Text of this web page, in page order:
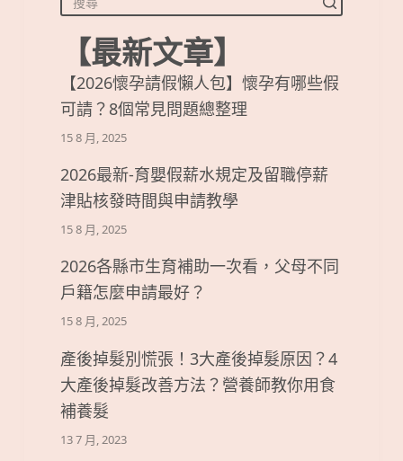
【最新文章】
【2026懷孕請假懶人包】懷孕有哪些假
可請？8個常見問題總整理
15 8 月, 2025
2026最新-育嬰假薪水規定及留職停薪
津貼核發時間與申請教學
15 8 月, 2025
2026各縣市生育補助一次看，父母不同
戶籍怎麼申請最好？
15 8 月, 2025
產後掉髮別慌張！3大產後掉髮原因？4
大產後掉髮改善方法？營養師教你用食
補養髮
13 7 月, 2023